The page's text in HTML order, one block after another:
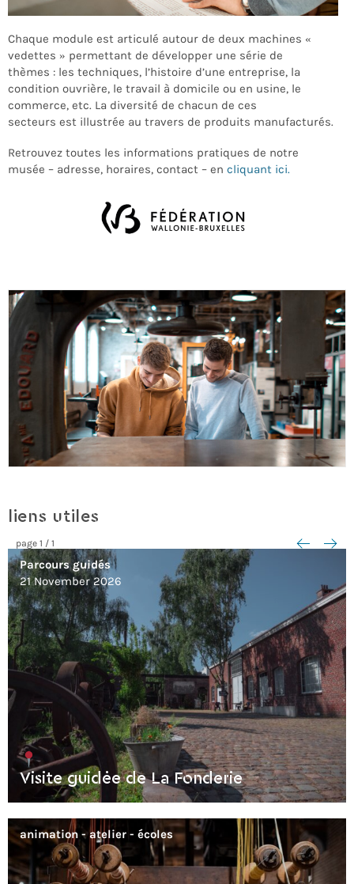
Chaque module est articulé autour de deux machines «
vedettes » permettant de développer une série de
thèmes : les techniques, l’histoire d’une entreprise, la
condition ouvrière, le travail à domicile ou en usine, le
commerce, etc. La diversité de chacun de ces
secteurs est illustrée au travers de produits manufacturés.
Retrouvez toutes les informations pratiques de notre
musée – adresse, horaires, contact – en cliquant ici.
liens utiles
page 1 / 1 <--
-->
Parcours guidés
21 November 2026
Visite guidée de La Fonderie
animation - atelier écoles